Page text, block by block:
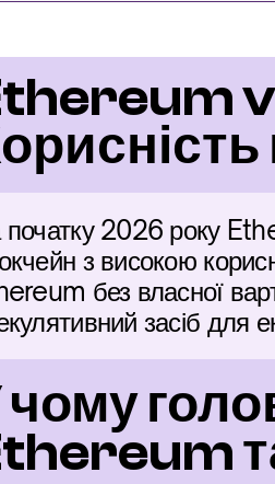
2026 року
з високою
без власної
засіб для